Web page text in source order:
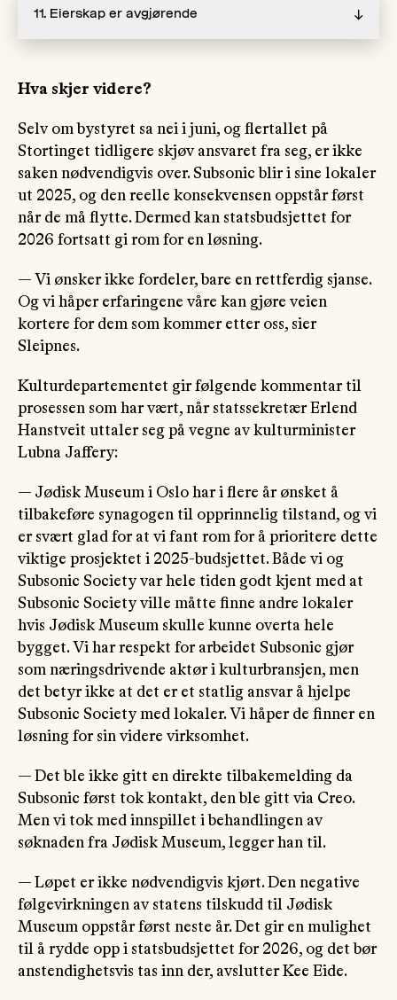
11. Eierskap er avgjørende ↓
Hva skjer videre?
Selv om bystyret sa nei i juni, og flertallet på
Stortinget tidligere skjøv ansvaret fra seg, er ikke
saken nødvendigvis over. Subsonic blir i sine lokaler
ut 2025, og den reelle konsekvensen oppstår først
når de må flytte. Dermed kan statsbudsjettet for
2026 fortsatt gi rom for en løsning.
— Vi ønsker ikke fordeler, bare en rettferdig sjanse.
Og vi håper erfaringene våre kan gjøre veien
kortere for dem som kommer etter oss, sier
Sleipnes.
Kulturdepartementet gir følgende kommentar til
prosessen som har vært, når statssekretær Erlend
Hanstveit uttaler seg på vegne av kulturminister
Lubna Jaffery:
— Jødisk Museum i Oslo har i flere år ønsket å
tilbakeføre synagogen til opprinnelig tilstand, og vi
er svært glad for at vi fant rom for å prioritere dette
viktige prosjektet i 2025-budsjettet. Både vi og
Subsonic Society var hele tiden godt kjent med at
Subsonic Society ville måtte finne andre lokaler
hvis Jødisk Museum skulle kunne overta hele
bygget. Vi har respekt for arbeidet Subsonic gjør
som næringsdrivende aktør i kulturbransjen, men
det betyr ikke at det er et statlig ansvar å hjelpe
Subsonic Society med lokaler. Vi håper de finner en
løsning for sin videre virksomhet.
— Det ble ikke gitt en direkte tilbakemelding da
Subsonic først tok kontakt, den ble gitt via Creo.
Men vi tok med innspillet i behandlingen av
søknaden fra Jødisk Museum, legger han til.
— Løpet er ikke nødvendigvis kjørt. Den negative
følgevirkningen av statens tilskudd til Jødisk
Museum oppstår først neste år. Det gir en mulighet
til å rydde opp i statsbudsjettet for 2026, og det bør
anstendighetsvis tas inn der, avslutter Kee Eide.